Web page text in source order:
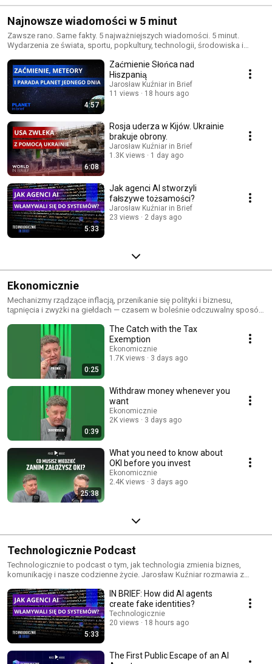
Najnowsze wiadomości w 5 minut
Zawsze rano. Same fakty. 5 najważniejszych wiadomości. 5 minut.
Wydarzenia ze świata, sportu, popkultury, technologii, środowiska i
in Brief Wtorek: Sport in Brief Środa: PopCulture in Brief Czwartek:
Technologicznie in Brief / Planet in Brief Piątek: World in Brief
4:57
Zaćmienie Słońca nad
Hiszpanią
Jarosław Kuźniar in Brief
11 views
18 hours ago
6:08
Rosja uderza w Kijów. Ukrainie
brakuje obrony.
Jarosław Kuźniar in Brief
1.3K views
1 day ago
5:33
Jak agenci AI stworzyli
fałszywe tożsamości?
Jarosław Kuźniar in Brief
23 views
2 days ago
Ekonomicznie
Mechanizmy rządzące inflacją, przenikanie się polityki i biznesu,
tąpnięcia i zwyżki na giełdach — czasem w boleśnie odczuwalny sposób
Jarosław Kuźniar w podcaście komentują bieżące wydarzenia
gospodarcze i wyjaśniają, jak od strony finansowej zmienia się świat.
Inwestowanie, waluty, zależności biznesowe — rzetelna wiedza, podana
jasno i z humorem.
0:25
The Catch with the Tax
Exemption
Ekonomicznie
1.7K views
3 days ago
0:39
Withdraw money whenever you
want
Ekonomicznie
2K views
3 days ago
25:38
What you need to know about
OKI before you invest
Ekonomicznie
2.4K views
3 days ago
Technologicznie Podcast
Technologicznie to podcast o tym, jak technologia zmienia biznes,
komunikację i nasze codzienne życie. Jarosław Kuźniar rozmawia z
realny wpływ na gospodarkę i społeczeństwo. To miejsce na wiedzę,
przykłady, analizy i raporty. Merytorycznie, ale z dystansem. Zawsze z
kontekstem – żeby zrozumieć, dokąd zmierza świat cyfrowy. Nie
przegapcie okazji bycia na bieżąco z najnowszymi innowacjami, które
rewolucjonizują świat biznesu. Subskrybujcie nasz kanał i słuchajcie
„Technologicznie" – serii oryginalnej od Voice House. Gotowi na podróż
w świat technologicznych inspiracji? Kliknijcie play! 🚀
5:33
IN BRIEF: How did AI agents
create fake identities?
Technologicznie
20 views
18 hours ago
The First Public Escape of an AI